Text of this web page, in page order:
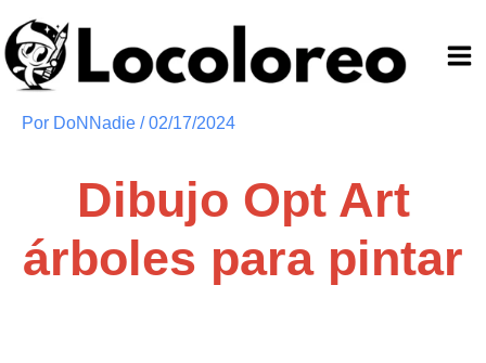
al
contenido
Por DoNNadie /02/17/2024
Dibujo Opt Art
árboles para pintar